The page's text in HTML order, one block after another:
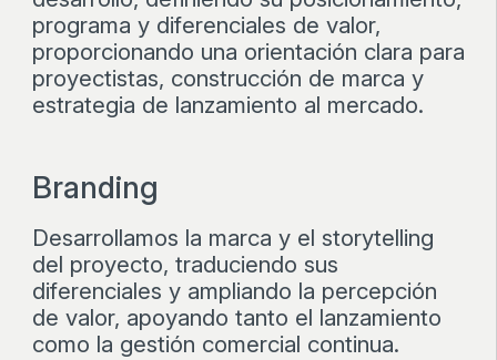
programa y diferenciales de valor,
proporcionando una orientación clara para
proyectistas, construcción de marca y
estrategia de lanzamiento al mercado.
Branding
Desarrollamos la marca y el storytelling
del proyecto, traduciendo sus
diferenciales y ampliando la percepción
de valor, apoyando tanto el lanzamiento
como la gestión comercial continua.